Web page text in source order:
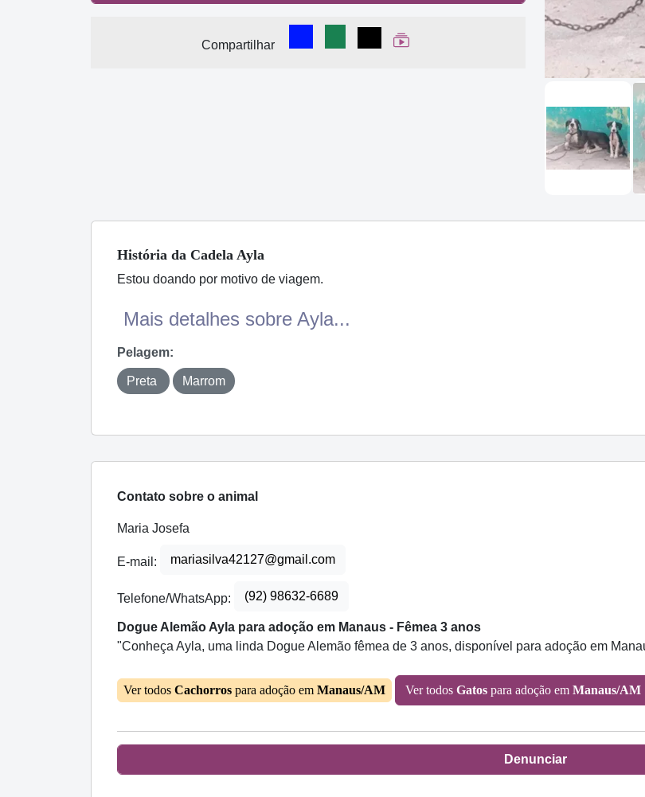
Compartilhar
Compartilhar no Facebook
Compartilhar no WhatsApp
Compartilhar
Ver Web Story
História da Cadela Ayla
Estou doando por motivo de viagem.
Mais detalhes sobre Ayla...
Pelagem:
Preta Marrom
Contato sobre o animal
Maria Josefa
E-mail: mariasilva42127@gmail.com
Telefone/WhatsApp: (92) 98632-6689
Dogue Alemão Ayla para adoção em Manaus - Fêmea 3 anos
"Conheça Ayla, uma linda Dogue Alemão fêmea de 3 anos, disponível para adoção em
Ver todos Cachorros para adoção em Manaus/AM Ver todos Gatos para adoção em Manaus/AM
Denunciar